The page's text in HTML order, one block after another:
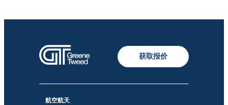
获取报价
航空航天